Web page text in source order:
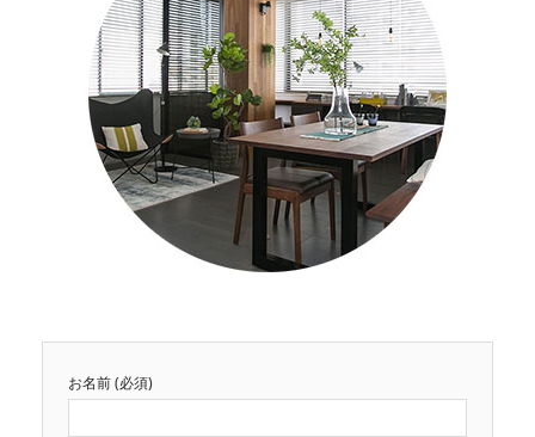
お名前 (必須)